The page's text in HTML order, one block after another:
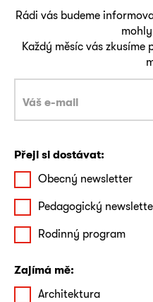
Rádi vás budeme
Každý měsíc vás zkusíme
Přeji si dostávat:
Obecný newsletter
Pedagogický
Rodinný program
Zajímá mě:
Architektura